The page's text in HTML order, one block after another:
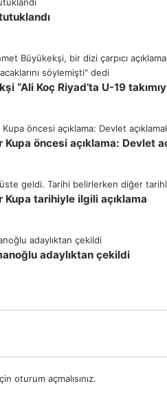
“Ali Koç Riyad’ta U-19
Kupa öncesi açıklama: Devlet
Kupa tarihiyle ilgili açıklama
adaylıktan çekildi
oturum açmalısınız.